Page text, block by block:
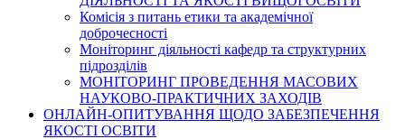
Комісія з питань етики та академічної
доброчесності
Моніторинг діяльності кафедр та структурних
підрозділів
МОНІТОРИНГ ПРОВЕДЕННЯ МАСОВИХ
НАУКОВО-ПРАКТИЧНИХ ЗАХОДІВ
ОНЛАЙН-ОПИТУВАННЯ ЩОДО ЗАБЕЗПЕЧЕННЯ
ЯКОСТІ ОСВІТИ